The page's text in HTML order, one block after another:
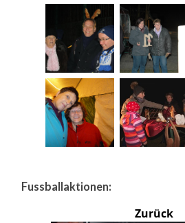
Fussballaktionen:
Zurück